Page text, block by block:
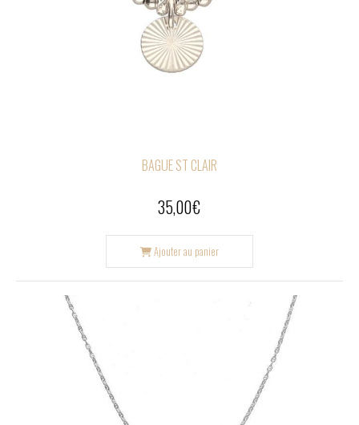
BAGUE ST CLAIR
35,00€
Ajouter au panier